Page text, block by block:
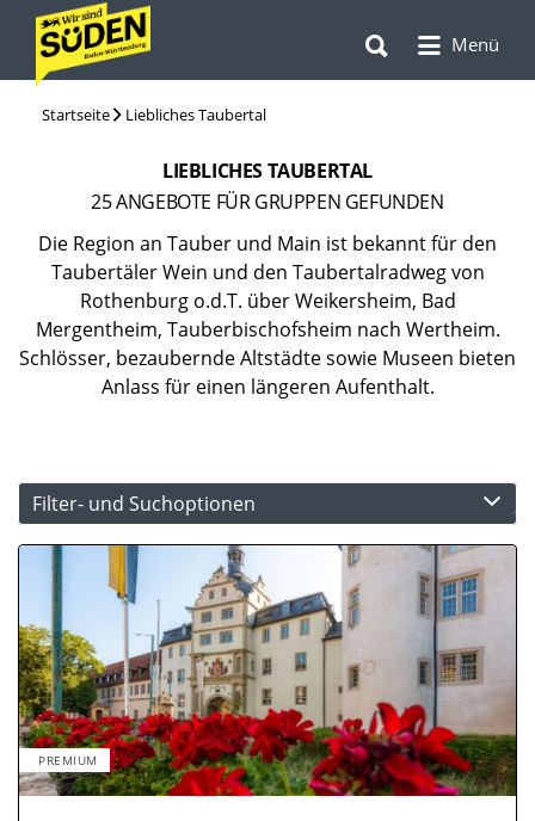
Suchen
nach:
Menü
Suchen
nach:
Startseite Liebliches Taubertal
LIEBLICHES TAUBERTAL
25ANGEBOTE FÜR GRUPPEN GEFUNDEN
Die Region an Tauber und Main ist bekannt für den
Taubertäler Wein und den Taubertalradweg von
Rothenburg o.d.T. über Weikersheim, Bad
Mergentheim, Tauberbischofsheim nach Wertheim.
Schlösser, bezaubernde Altstädte sowie Museen bieten
Anlass für einen längeren Aufenthalt.
Filter- und Suchoptionen
PREMIUM